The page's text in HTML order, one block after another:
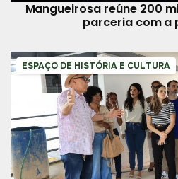
Mangueirosa reúne 200
parceria com a
ESPAÇO DE HISTÓRIA E CULTURA